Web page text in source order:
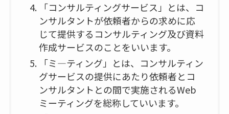
「コンサルティングサービス」とは、コ
ンサルタントが依頼者からの求めに応
じて提供するコンサルティング及び資料
作成サービスのことをいいます。
「ミ―ティング」とは、コンサルティン
グサービスの提供にあたり依頼者とコ
ンサルタントとの間で実施されるWeb
ミーティングを総称していいます。